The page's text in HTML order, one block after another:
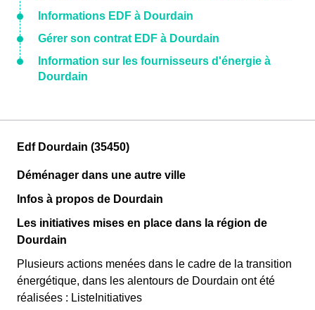
Informations EDF à Dourdain
Gérer son contrat EDF à Dourdain
Information sur les fournisseurs d'énergie à
Dourdain
Edf Dourdain (35450)
Déménager dans une autre ville
Infos à propos de Dourdain
Les initiatives mises en place dans la région de
Dourdain
Plusieurs actions menées dans le cadre de la transition
énergétique, dans les alentours de Dourdain ont été
réalisées : ListeInitiatives